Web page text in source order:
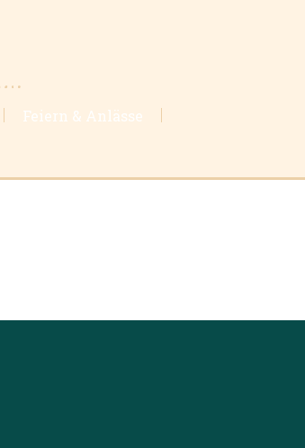
Feiern & Anlässe